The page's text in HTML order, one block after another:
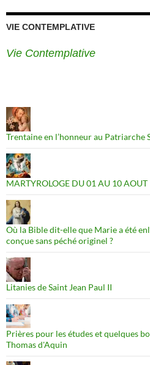
VIE CONTEMPLATIVE
Vie Contemplative
Trentaine en l’honneur au Patriarche
MARTYROLOGE DU 01 AU 10 AOUT
Où la Bible dit-elle que Marie a été
conçue sans péché originel ?
Litanies de Saint Jean Paul II
Prières pour les études et quelques
Thomas d'Aquin